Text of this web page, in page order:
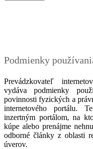
Podmienky
Prevádzkovateľ
vydáva podmienky
povinnosti fyzických a
internetového portálu.
inzertným portálom, na
kúpe alebo prenájme
odborné články z oblasti
úverov.